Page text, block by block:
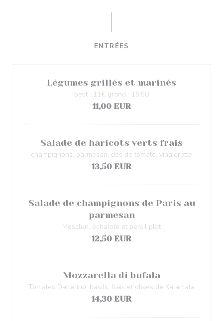
ENTRÉES
Légumes grillés et marinés
petit : 11€ grand : 19,50
11,00 EUR
Salade de haricots verts frais
champignons, parmesan, dés de tomate, vinaigrette
13,50 EUR
Salade de champignons de Paris au
parmesan
Mesclun, échalote et persil plat
12,50 EUR
Mozzarella di bufala
Tomates Datterino, basilic frais et olives de Kalamata
14,30 EUR